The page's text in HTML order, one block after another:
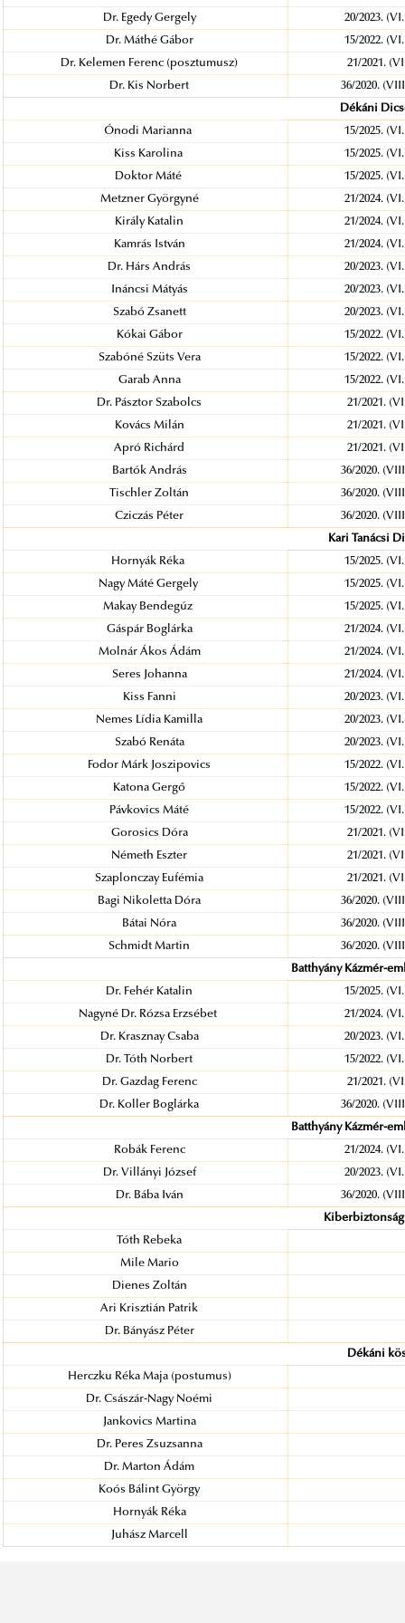
Dr. Egedy Gergely 20/2023.
Dr. Máthé Gábor 15/2022.
Dr. Kelemen Ferenc (posztumusz) 21/2021.
Dr. Kis Norbert 36/2020.
Dékáni
Ónodi Marianna 15/2025.
Kiss Karolina 15/2025.
Doktor Máté 15/2025.
Metzner Györgyné 21/2024.
Király Katalin 21/2024.
Kamrás István 21/2024.
Dr. Hárs András 20/2023.
Ináncsi Mátyás 20/2023.
Szabó Zsanett 20/2023.
Kókai Gábor 15/2022.
Szabóné Szüts Vera 15/2022.
Garab Anna 15/2022.
Dr. Pásztor Szabolcs 21/2021.
Kovács Milán 21/2021.
Apró Richárd 21/2021.
Bartók András 36/2020.
Tischler Zoltán 36/2020.
Cziczás Péter 36/2020.
Kari Tanácsi
Hornyák Réka 15/2025.
Nagy Máté Gergely 15/2025.
Makay Bendegúz 15/2025.
Gáspár Boglárka 21/2024.
Molnár Ákos Ádám 21/2024.
Seres Johanna 21/2024.
Kiss Fanni 20/2023.
Nemes Lídia Kamilla 20/2023.
Szabó Renáta 20/2023.
Fodor Márk Joszipovics 15/2022.
Katona Gergő 15/2022.
Pávkovics Máté 15/2022.
Gorosics Dóra 21/2021.
Németh Eszter 21/2021.
Szaplonczay Eufémia 21/2021.
Bagi Nikoletta Dóra 36/2020.
Bátai Nóra 36/2020.
Schmidt Martin 36/2020.
Batthyány Kázmér-
Dr. Fehér Katalin 15/2025.
Nagyné Dr. Rózsa Erzsébet 21/2024.
Dr. Krasznay Csaba 20/2023.
Dr. Tóth Norbert 15/2022.
Dr. Gazdag Ferenc 21/2021.
Dr. Koller Boglárka 36/2020.
Batthyány Kázmér-
Robák Ferenc 21/2024.
Dr. Villányi József 20/2023.
Dr. Bába Iván 36/2020.
Tóth Rebeka
Mile Mario
Dienes Zoltán
Ari Krisztián Patrik
Dr. Bányász Péter
Dékáni
Herczku Réka Maja (postumus)
Dr. Császár-Nagy Noémi
Jankovics Martina
Dr. Peres Zsuzsanna
Dr. Marton Ádám
Koós Bálint György
Hornyák Réka
Juhász Marcell